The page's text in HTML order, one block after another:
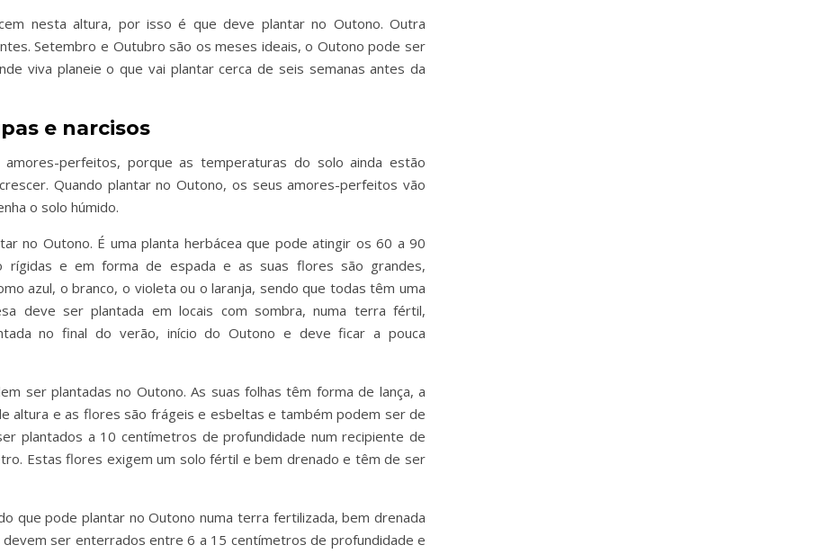
nesta altura, por isso é que deve plantar no Outono. Outra
Setembro e Outubro são os meses ideais, o Outono pode ser
viva planeie o que vai plantar cerca de seis semanas antes da
e narcisos
perfeitos, porque as temperaturas do solo ainda estão
Quando plantar no Outono, os seus amores-perfeitos vão
o solo húmido.
no Outono. É uma planta herbácea que pode atingir os 60 a 90
rígidas e em forma de espada e as suas flores são grandes,
azul, o branco, o violeta ou o laranja, sendo que todas têm uma
deve ser plantada em locais com sombra, numa terra fértil,
no final do verão, início do Outono e deve ficar a pouca
ser plantadas no Outono. As suas folhas têm forma de lança, a
altura e as flores são frágeis e esbeltas e também podem ser de
plantados a 10 centímetros de profundidade num recipiente de
Estas flores exigem um solo fértil e bem drenado e têm de ser
que pode plantar no Outono numa terra fertilizada, bem drenada
ser enterrados entre 6 a 15 centímetros de profundidade e